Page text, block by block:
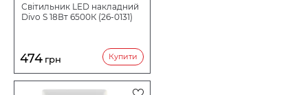
Світильник LED накладний
Divo S 18Вт 6500К (26-0131)
474 грн Купити